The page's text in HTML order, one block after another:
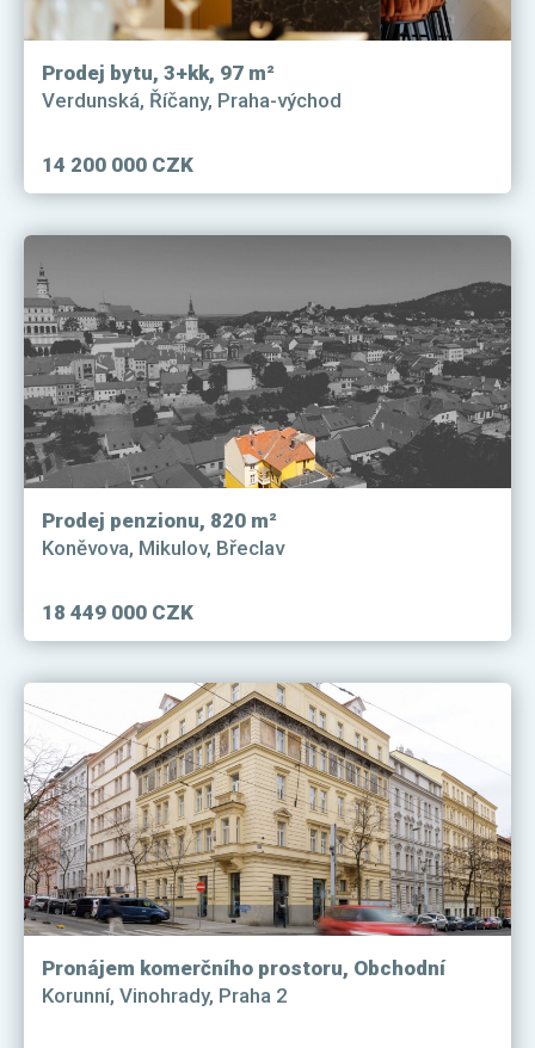
Prodej bytu, 3+kk, 97 m²
Verdunská, Říčany, Praha-východ
14 200 000 CZK
Prodej penzionu, 820 m²
Koněvova, Mikulov, Břeclav
18 449 000 CZK
Pronájem komerčního prostoru, Obchodní
Korunní, Vinohrady, Praha 2